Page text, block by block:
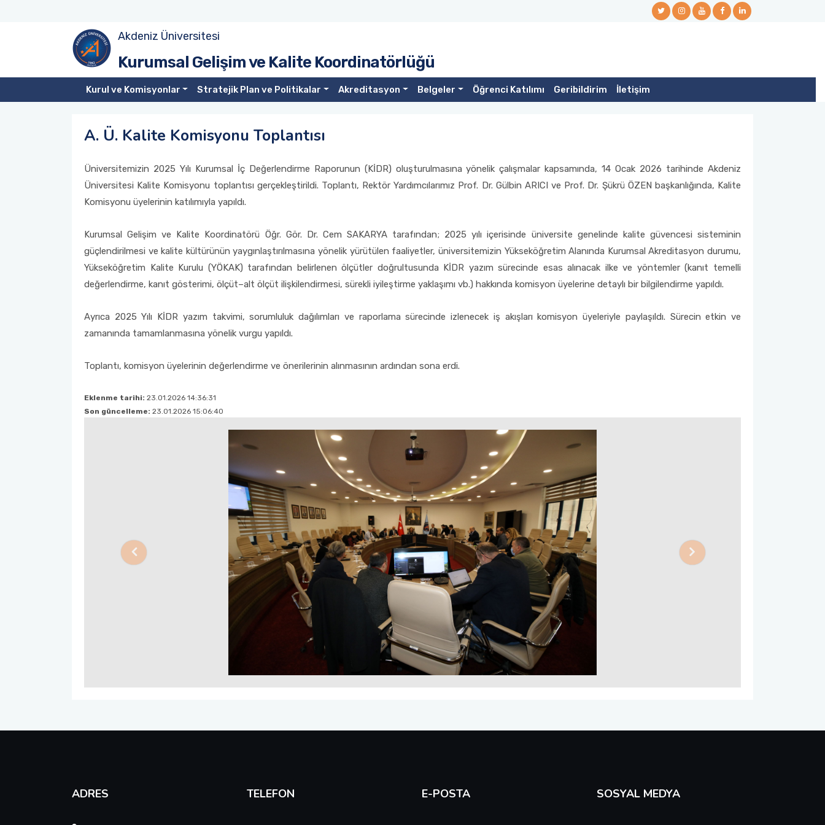
Akdeniz Üniversitesi
Kurumsal Gelişim ve Kalite Koordinatörlüğü
Kurul ve Komisyonlar Stratejik Plan ve Politikalar Akreditasyon Belgeler Öğrenci Katılımı Geribildirim İletişim
A. Ü. Kalite Komisyonu Toplantısı
Üniversitemizin 2025 Yılı Kurumsal İç Değerlendirme Raporunun (KİDR) oluşturulmasına yönelik çalışmalar kapsamında, 14 Ocak 2026 tarihinde Akdeniz
Üniversitesi Kalite Komisyonu toplantısı gerçekleştirildi. Toplantı, Rektör Yardımcılarımız Prof. Dr. Gülbin ARICI ve Prof. Dr. Şükrü ÖZEN başkanlığında, Kalite
Komisyonu üyelerinin katılımıyla yapıldı.
Kurumsal Gelişim ve Kalite Koordinatörü Öğr. Gör. Dr. Cem SAKARYA tarafından; 2025 yılı içerisinde üniversite genelinde kalite güvencesi sisteminin
güçlendirilmesi ve kalite kültürünün yaygınlaştırılmasına yönelik yürütülen faaliyetler, üniversitemizin Yükseköğretim Alanında Kurumsal Akreditasyon durumu,
Yükseköğretim Kalite Kurulu (YÖKAK) tarafından belirlenen ölçütler doğrultusunda KİDR yazım sürecinde esas alınacak ilke ve yöntemler (kanıt temelli
değerlendirme, kanıt gösterimi, ölçüt–alt ölçüt ilişkilendirmesi, sürekli iyileştirme yaklaşımı vb.) hakkında komisyon üyelerine detaylı bir bilgilendirme yapıldı.
Ayrıca 2025 Yılı KİDR yazım takvimi, sorumluluk dağılımları ve raporlama sürecinde izlenecek iş akışları komisyon üyeleriyle paylaşıldı. Sürecin etkin ve
zamanında tamamlanmasına yönelik vurgu yapıldı.
Toplantı, komisyon üyelerinin değerlendirme ve önerilerinin alınmasının ardından sona erdi.
Eklenme tarihi: 23.01.2026 14:36:31
Son güncelleme: 23.01.2026 15:06:40
Previous Next
ADRES TELEFON E-POSTA SOSYAL MEDYA
Kurumsal Gelişim ve Kalite Organizasyonu
Kalite Komisyonu
Üniversite Kalite Komisyonu Üyeleri
Kalite Alt Komisyonları
Liderlik, Yönetişim ve Kalite
Eğitim ve Öğretim
Birim Kalite Komisyonları
Kurumsal Gelişim ve Kalite Koordinatörlüğü
Misyon-Vizyon- Stratejik Amaç ve Hedefler
Performans Göstergeleri
İdare Faaliyet Raporları
Akreditasyon Nedir?
Kurumsal Akreditasyon Değerlendirme Raporları
Akreditasyon Belgeleri
Birim İç Değerlendirme Raporları (BİDR)
Kalite Yönetim Sistemi Belgeleri
Doküman Odası